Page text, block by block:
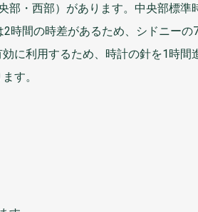
部 ・ 西部）があります。 中央部標準
2時間の時差があるため、シドニーの
効に利用するため、 時計の針を1時間
す。